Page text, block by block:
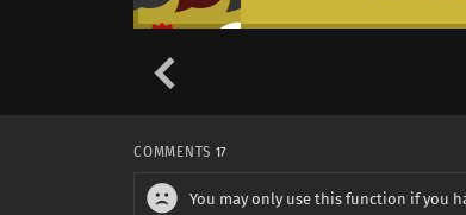
COMMENTS 17
You may only use this function if you